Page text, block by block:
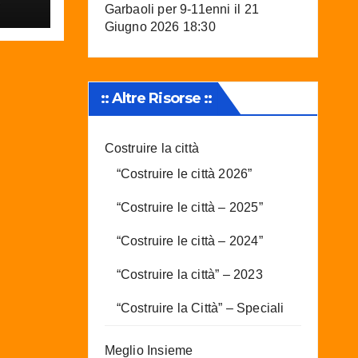
Garbaoli per 9-11enni il 21
Giugno 2026 18:30
:: Altre Risorse ::
Costruire la città
“Costruire le città 2026”
“Costruire le città – 2025”
“Costruire le città – 2024”
“Costruire la città” – 2023
“Costruire la Città” – Speciali
Meglio Insieme